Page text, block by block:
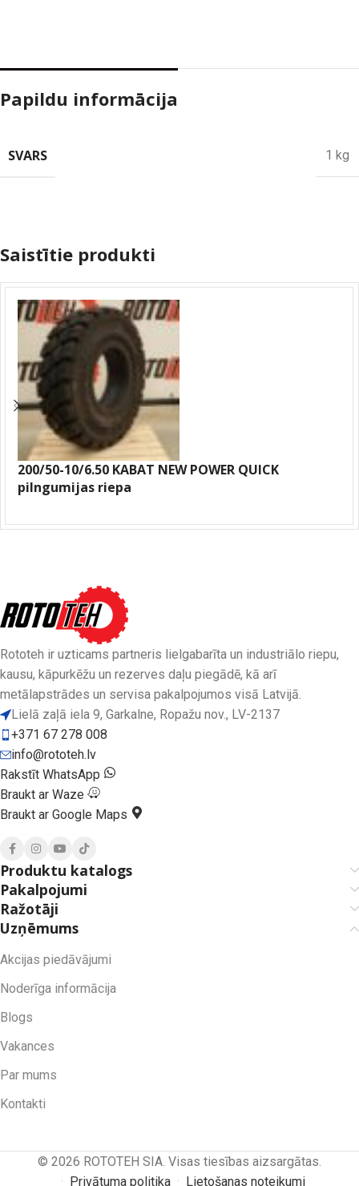
Papildu informācija
SVARS 1 kg
Saistītie produkti
200/50-10/6.50 KABAT NEW POWER QUICK
pilngumijas riepa
Rototeh ir uzticams partneris lielgabarīta un industriālo riepu,
kausu, kāpurkēžu un rezerves daļu piegādē, kā arī
metālapstrādes un servisa pakalpojumos visā Latvijā.
Lielā zaļā iela 9, Garkalne, Ropažu nov., LV-2137
+371 67 278 008
info@rototeh.lv
Rakstīt WhatsApp
Braukt ar Waze
Braukt ar Google Maps
Produktu katalogs
Pakalpojumi
Ražotāji
Uzņēmums
Akcijas piedāvājumi
Noderīga informācija
Blogs
Vakances
Par mums
Kontakti
© 2026 ROTOTEH SIA. Visas tiesības aizsargātas.
· Privātuma politika · Lietošanas noteikumi